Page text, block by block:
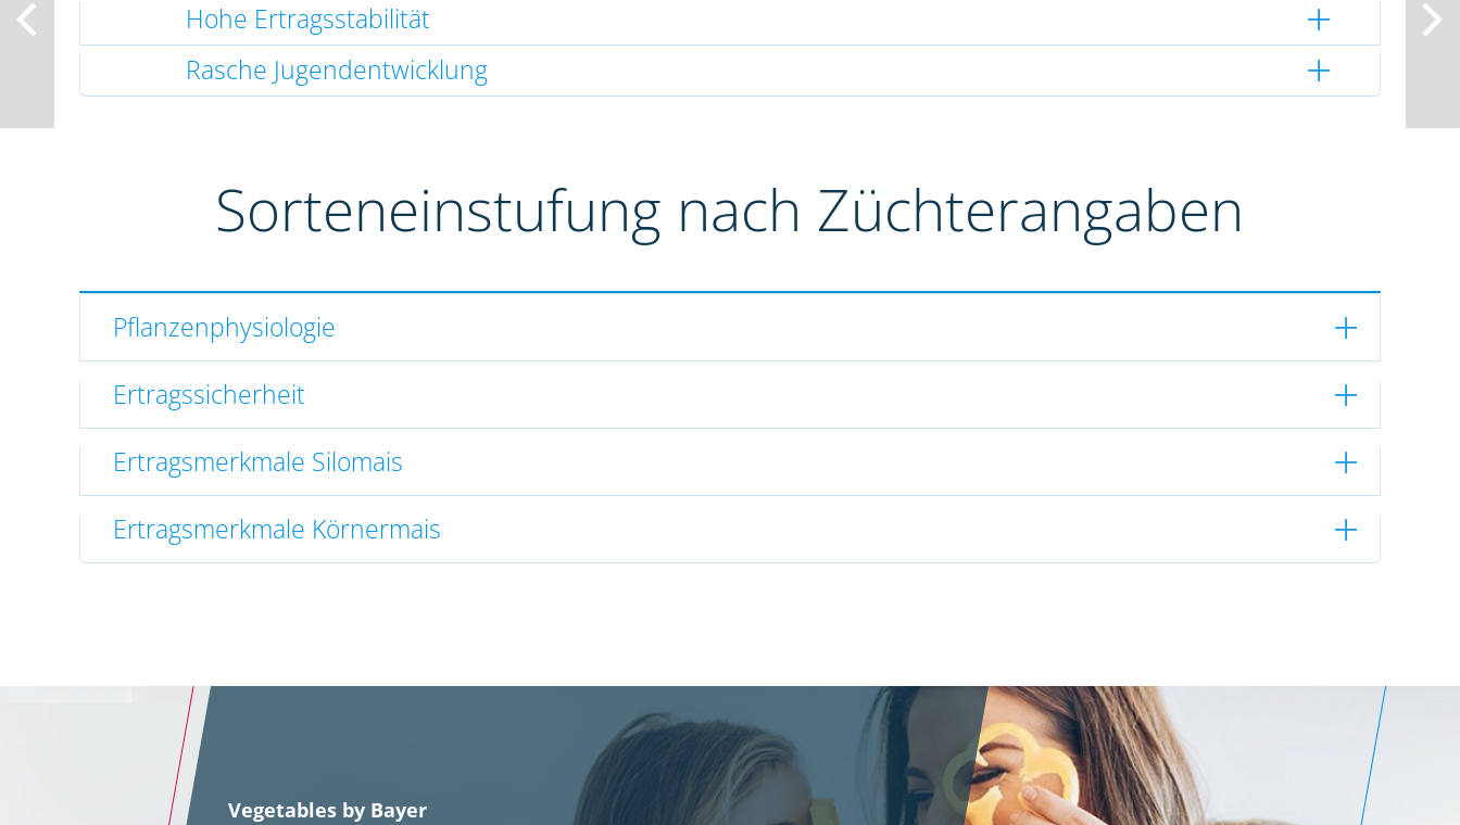
Hohe Ertragsstabilität
Rasche Jugendentwicklung
Sorteneinstufung nach Züchterangaben
Pflanzenphysiologie
Ertragssicherheit
Ertragsmerkmale Silomais
Ertragsmerkmale Körnermais
Vegetables by Bayer